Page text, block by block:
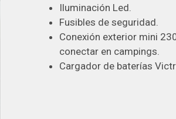
Iluminación Led.
Fusibles de seguridad.
Conexión exterior mini
conectar en campings.
Cargador de baterías